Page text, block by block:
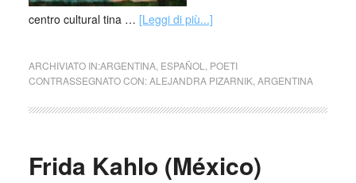
centro cultural tina … [Leggi di più...]
ARCHIVIATO IN:ARGENTINA, ESPAÑOL
POETI
CONTRASSEGNATO CON:ALEJANDRA PIZARNIK, ARGENTINA
Frida Kahlo (México)